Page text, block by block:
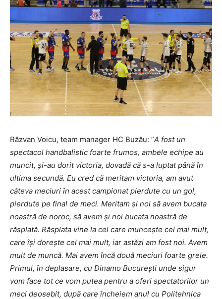
Răzvan Voicu, team manager HC Buzău: ”A fost un
spectacol handbalistic foarte frumos, ambele echipe au
muncit, și-au dorit victoria, dovadă că s-a luptat până în
ultima secundă. Eu cred că meritam victoria, am avut
câteva meciuri în acest campionat pierdute cu un gol,
pierdute pe final de meci. Meritam și noi să avem bucata
noastră de noroc, să avem și noi bucata noastră de
răsplată. Răsplata vine la cel care muncește cel mai mult,
care își dorește cel mai mult, iar astăzi am fost noi. Avem
mult de muncă. Mai avem încă două meciuri foarte grele.
Primul, în deplasare, cu Dinamo București unde sigur
vom face tot ce vom putea pentru a oferi spectatorilor un
meci deosebit, după care încheiem anul cu Politehnica